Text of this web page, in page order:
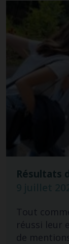
Résultats
Tout
réussi leur
de